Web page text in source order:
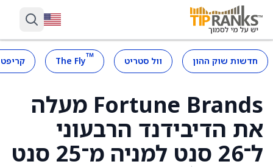
חדשות שוק ההון וול סטריט ™
The Fly
Fortune Brands מעלה
את הדיבידנד הרבעוני
ל־26 סנט למניה מ־25 סנט